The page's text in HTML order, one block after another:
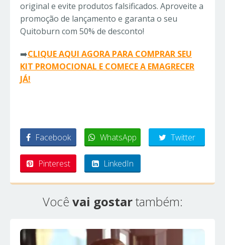
original e evite produtos falsificados. Aproveite a
promoção de lançamento e garanta o seu
Quitoburn com 50% de desconto!
➡️CLIQUE AQUI AGORA PARA COMPRAR SEU
KIT PROMOCIONAL E COMECE A EMAGRECER
JÁ!
Facebook WhatsApp Twitter
Pinterest LinkedIn
Você vai gostartambém: